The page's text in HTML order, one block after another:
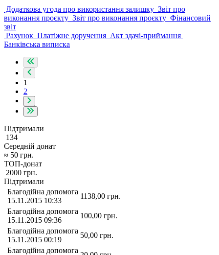
Додаткова угода про використання залишку Звіт про
виконання проєкту Звіт про виконання проєкту Фінансовий
звіт
Рахунок Платіжне доручення Акт здачі-приймання
Банківська виписка
1
2
Підтримали
134
Середній донат
≈ 50 грн.
ТОП-донат
2000 грн.
Підтримали
Благодійна допомога
15.11.2015 10:33
1138,00 грн.
Благодійна допомога
15.11.2015 09:36
100,00 грн.
Благодійна допомога
15.11.2015 00:19
50,00 грн.
Благодійна допомога